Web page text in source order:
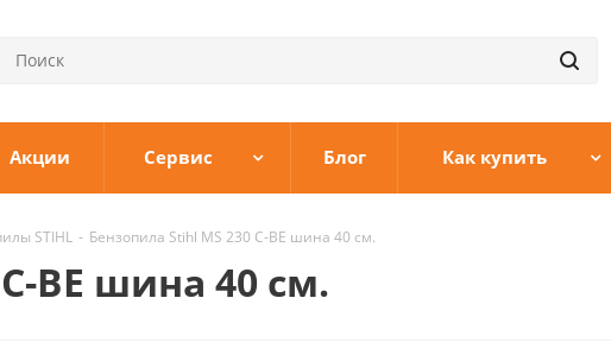
Акции Сервис Блог Как купить
STIHL - Бензопила Stihl MS 230 C-BE шина 40 см.
BE шина 40 см.